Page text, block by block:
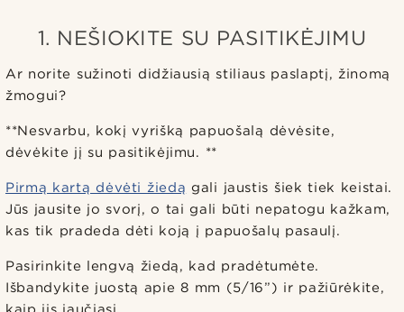
1. NEŠIOKITE SU PASITIKĖJIMU
Ar norite sužinoti didžiausią stiliaus paslaptį, žinomą
žmogui?
**Nesvarbu, kokį vyrišką papuošalą dėvėsite,
dėvėkite jį su pasitikėjimu. **
Pirmą kartą dėvėti žiedą gali jaustis šiek tiek keistai.
Jūs jausite jo svorį, o tai gali būti nepatogu kažkam,
kas tik pradeda dėti koją į papuošalų pasaulį.
Pasirinkite lengvą žiedą, kad pradėtumėte.
Išbandykite juostą apie 8 mm (5/16”) ir pažiūrėkite,